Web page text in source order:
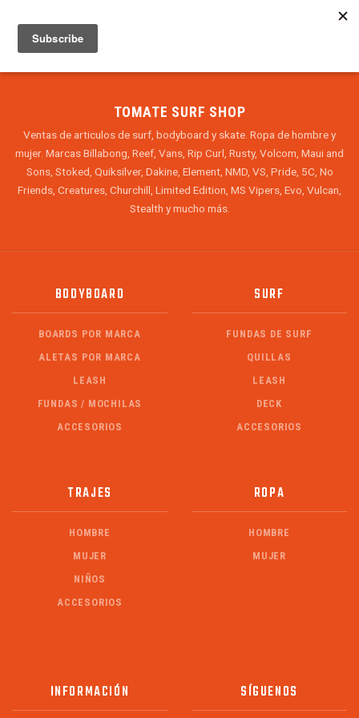
MENU
TOMATE SURF SHOP
Ventas de articulos de surf, bodyboard y skate. Ropa de hombre y
mujer. Marcas Billabong, Reef, Vans, Rip Curl, Rusty, Volcom, Maui and
Sons, Stoked, Quiksilver, Dakine, Element, NMD, VS, Pride, 5C, No
Friends, Creatures, Churchill, Limited Edition, MS Vipers, Evo, Vulcan,
Stealth y mucho más.
BODYBOARD
BOARDS POR MARCA
ALETAS POR MARCA
LEASH
FUNDAS / MOCHILAS
ACCESORIOS
SURF
FUNDAS DE SURF
QUILLAS
LEASH
DECK
ACCESORIOS
TRAJES
HOMBRE
MUJER
NIÑOS
ACCESORIOS
ROPA
HOMBRE
MUJER
INFORMACIÓN SÍGUENOS